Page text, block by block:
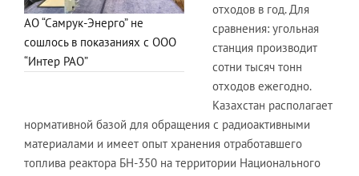
АО “Самрук-Энерго” не
сошлось в показаниях с ООО
“Интер РАО”
отходов в год. Для
сравнения: угольная
станция производит
сотни тысяч тонн
отходов ежегодно.
Казахстан располагает
нормативной базой для обращения с радиоактивными
материалами и имеет опыт хранения отработавшего
топлива реактора БН-350 на территории Национального